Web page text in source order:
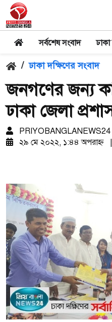
সর্বশেষ সংবাদ ঢাকা
/ ঢাকা দক্ষিণের সংবাদ
জনগণের জন্য
ঢাকা জেলা
PRIYOBANGLANEWS24
২৯ মে ২০২২, ১:৪৪ অপরাহ্ন